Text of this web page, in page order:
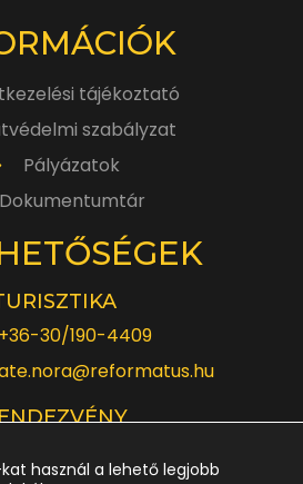
tájékoztató
szabályzat
Pályázatok
Dokumentumtár
+36-30/190-4409
használ a lehető legjobb